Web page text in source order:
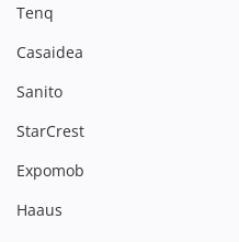
Tenq
Casaidea
Sanito
StarCrest
Expomob
Haaus